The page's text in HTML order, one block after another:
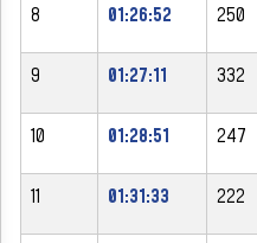
8 01:26:52 250
9 01:27:11 332
10 01:28:51 247
11 01:31:33 222